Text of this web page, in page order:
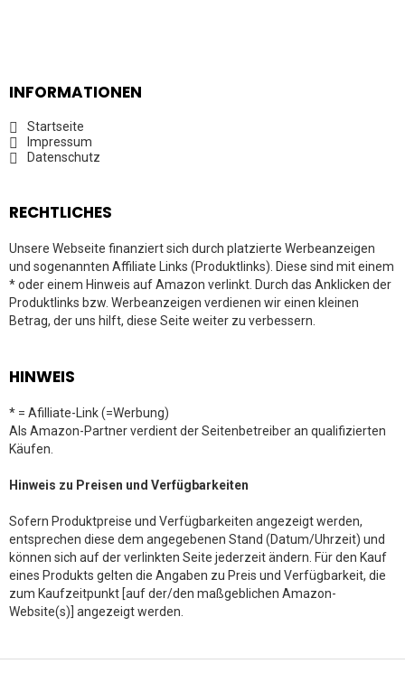
INFORMATIONEN
Startseite
Impressum
Datenschutz
RECHTLICHES
Unsere Webseite finanziert sich durch platzierte Werbeanzeigen
und sogenannten Affiliate Links (Produktlinks). Diese sind mit einem
* oder einem Hinweis auf Amazon verlinkt. Durch das Anklicken der
Produktlinks bzw. Werbeanzeigen verdienen wir einen kleinen
Betrag, der uns hilft, diese Seite weiter zu verbessern.
HINWEIS
* = Afilliate-Link (=Werbung)
Als Amazon-Partner verdient der Seitenbetreiber an qualifizierten
Käufen.
Hinweis zu Preisen und Verfügbarkeiten
Sofern Produktpreise und Verfügbarkeiten angezeigt werden,
entsprechen diese dem angegebenen Stand (Datum/Uhrzeit) und
können sich auf der verlinkten Seite jederzeit ändern. Für den Kauf
eines Produkts gelten die Angaben zu Preis und Verfügbarkeit, die
zum Kaufzeitpunkt [auf der/den maßgeblichen Amazon-
Website(s)] angezeigt werden.